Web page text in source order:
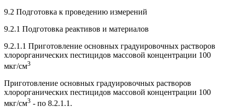
9.2 Подготовка к проведению измерений
9.2.1 Подготовка реактивов и материалов
9.2.1.1 Приготовление основных градуировочных растворов
хлорорганических пестицидов массовой концентрации 100
мкг/см3
Приготовление основных градуировочных растворов
хлорорганических пестицидов массовой концентрации 100
мкг/см3 - по 8.2.1.1.